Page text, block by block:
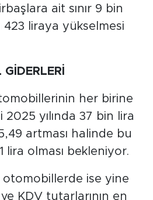
ait sınır 9 bin
liraya yükselmesi
her birine
2025 yılında 37 bin lira
artması halinde bu
lira olması bekleniyor.
otomobillerde ise yine
KDV tutarlarının en